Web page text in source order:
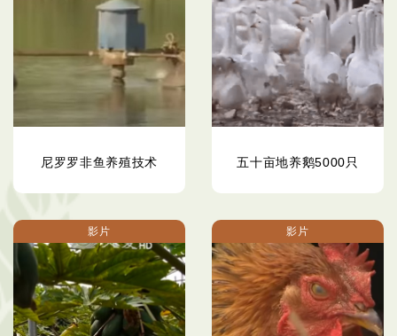
尼罗罗非鱼养殖技术 五十亩地养鹅5000只
影片 影片